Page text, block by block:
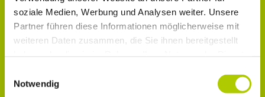
soziale Medien, Werbung und Analysen weiter. Unsere
Partner führen diese Informationen möglicherweise mit
weiteren Daten zusammen, die Sie ihnen bereitgestellt
Notwendig